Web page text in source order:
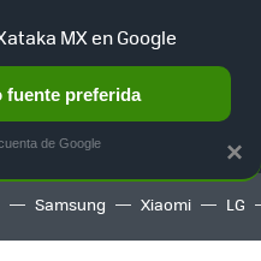
AUTO TERRITORIO
Samsung Xiaomi LG
×
MX en Google
fuente preferida
de Google